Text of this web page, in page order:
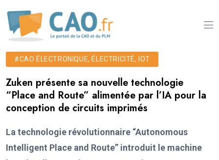
#CAO ÉLECTRONIQUE, ÉLECTRICITÉ, IOT
Zuken présente sa nouvelle technologie
“Place and Route” alimentée par l’IA pour la
conception de circuits imprimés
La technologie révolutionnaire “Autonomous
Intelligent Place and Route” introduit le machine